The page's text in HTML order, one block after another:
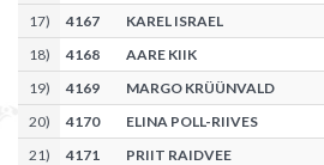
17) 4167 KAREL ISRAEL
18) 4168 AARE KIIK
19) 4169 MARGO KRÜÜNVALD
20) 4170 ELINA POLL-RIIVES
21) 4171 PRIIT RAIDVEE